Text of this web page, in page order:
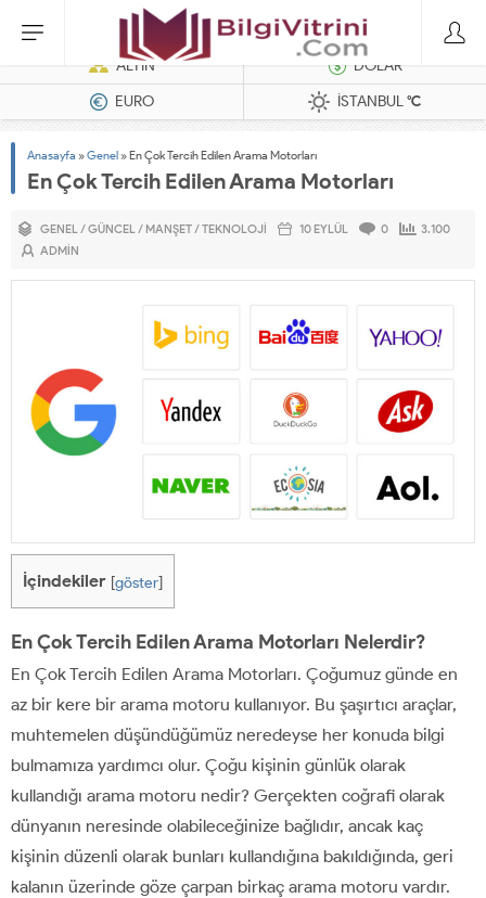
Dizel Jeneratörler
ALTIN
DOLAR
EURO
İSTANBUL°C
Anasayfa »Genel »En Çok Tercih Edilen Arama Motorları
En Çok Tercih Edilen Arama Motorları
GENEL/GÜNCEL/ MANŞET/TEKNOLOJI 10 EYLÜL 0
3.100
ADMIN
İçindekiler [göster]
En Çok Tercih Edilen Arama Motorları Nelerdir?
En Çok Tercih Edilen Arama Motorları. Çoğumuz günde en
az bir kere bir arama motoru kullanıyor. Bu şaşırtıcı araçlar,
muhtemelen düşündüğümüz neredeyse her konuda bilgi
bulmamıza yardımcı olur. Çoğu kişinin günlük olarak
kullandığı arama motoru nedir? Gerçekten coğrafi olarak
dünyanın neresinde olabileceğinize bağlıdır, ancak kaç
kişinin düzenli olarak bunları kullandığına bakıldığında, geri
kalanın üzerinde göze çarpan birkaç arama motoru vardır.